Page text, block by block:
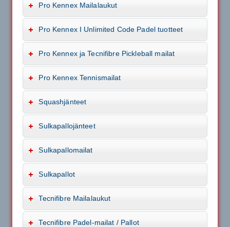
Pro Kennex Mailalaukut
Pro Kennex I Unlimited Code Padel tuotteet
Pro Kennex ja Tecnifibre Pickleball mailat
Pro Kennex Tennismailat
Squashjänteet
Sulkapallojänteet
Sulkapallomailat
Sulkapallot
Tecnifibre Mailalaukut
Tecnifibre Padel-mailat / Pallot